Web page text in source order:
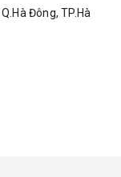
Đông, TP.Hà